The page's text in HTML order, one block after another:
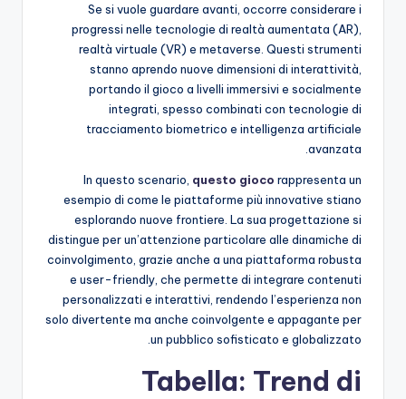
Se si vuole guardare avanti, occorre considerare i
progressi nelle tecnologie di realtà aumentata (AR),
realtà virtuale (VR) e metaverse. Questi strumenti
stanno aprendo nuove dimensioni di interattività,
portando il gioco a livelli immersivi e socialmente
integrati, spesso combinati con tecnologie di
tracciamento biometrico e intelligenza artificiale
avanzata.
In questo scenario, questo gioco rappresenta un
esempio di come le piattaforme più innovative stiano
esplorando nuove frontiere. La sua progettazione si
distingue per un’attenzione particolare alle dinamiche di
coinvolgimento, grazie anche a una piattaforma robusta
e user-friendly, che permette di integrare contenuti
personalizzati e interattivi, rendendo l’esperienza non
solo divertente ma anche coinvolgente e appagante per
un pubblico sofisticato e globalizzato.
Tabella: Trend di